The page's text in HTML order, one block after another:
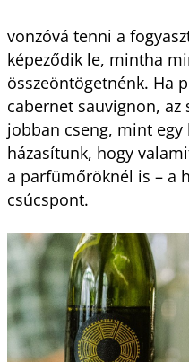
vonzóvá tenni a
képeződik le, mintha
összeöntögetnénk. Ha
cabernet sauvignon,
jobban cseng, mint egy
házasítunk, hogy
a parfümőröknél is – a
csúcspont.